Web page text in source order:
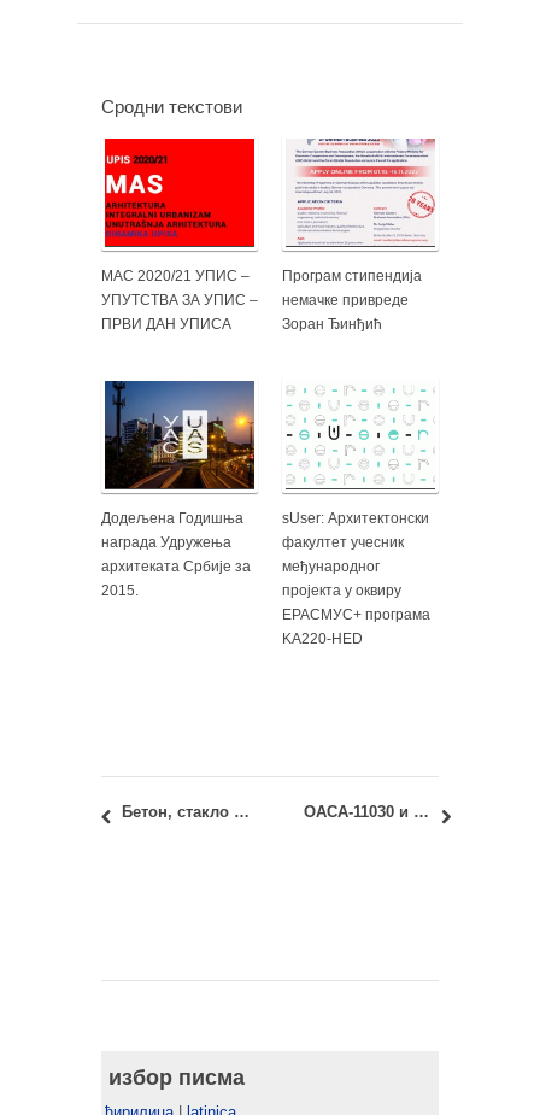
Сродни текстови
МАС 2020/21 УПИС –
УПУТСТВА ЗА УПИС –
ПРВИ ДАН УПИСА
Програм стипендија
немачке привреде
Зоран Ђинђић
Додељена Годишња
награда Удружења
архитеката Србије за
2015.
sUser: Архитектонски
факултет учесник
међународног
пројекта у оквиру
ЕРАСМУС+ програма
KA220-HED
Бетон, стакло и трава: кратка историја зграде Музеја афричке уметности – Тематско вођење кроз изложбу ОАСА-11030 и ИАСА-11030 – Град: форме и процеси: Јануарски испитни рок – Увид у радове
избор писма